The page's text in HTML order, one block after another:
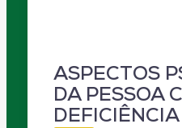
ASPECTOS
DA PESSOA
DEFICIÊNCIA